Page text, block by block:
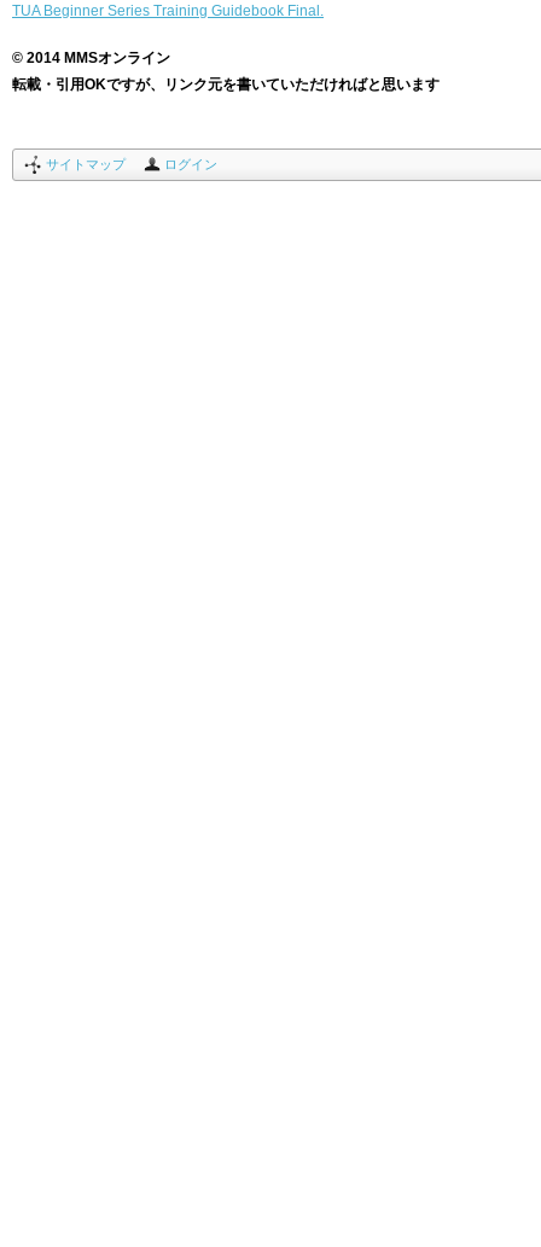
TUA Beginner Series Training Guidebook Final.
© 2014 MMSオンライン
転載・引用OKですが、リンク元を書いていただければと思います
サイトマップ ログイン